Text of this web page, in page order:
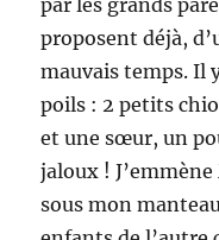
par les grands
proposent déjà,
mauvais temps. Il
poils : 2 petits
et une sœur, un
jaloux !
sous mon